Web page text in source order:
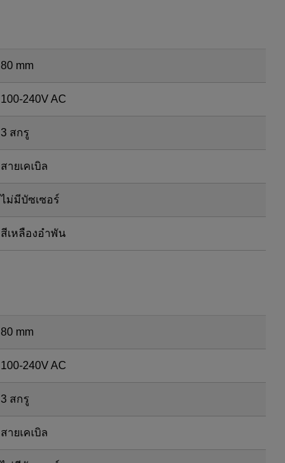
80 mm
100-240V AC
3 สกรู
สายเคเบิล
ไม่มีบัซเซอร์
สีเหลืองอำพัน
80 mm
100-240V AC
3 สกรู
สายเคเบิล